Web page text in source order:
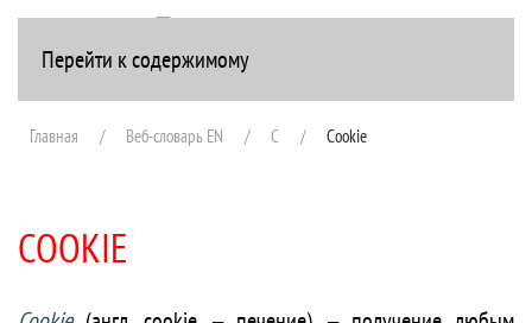
Перейти к содержимому+7(916) 107-51-99
Главная Веб-словарь EN C Cookie
COOKIE